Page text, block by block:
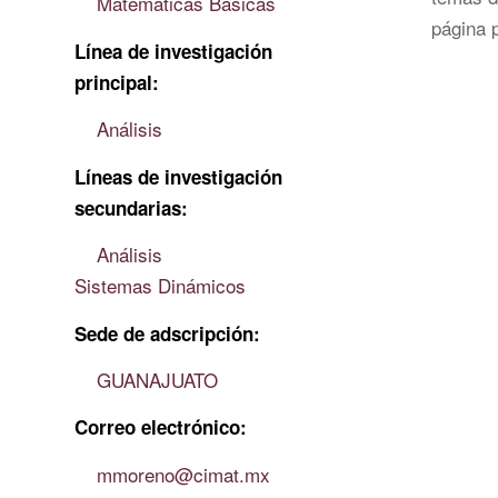
Línea de investigación
principal:
Análisis
Líneas de investigación
secundarias:
Análisis
Sistemas Dinámicos
Sede de adscripción:
GUANAJUATO
Correo electrónico:
mmoreno@cimat.mx
página